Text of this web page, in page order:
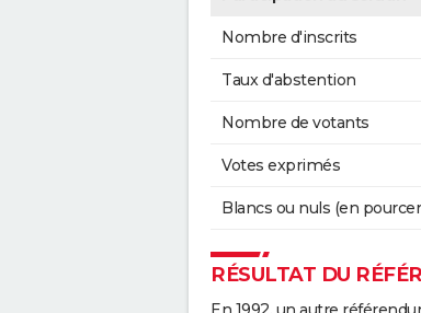
Nombre d'inscrits
Taux d'abstention
Nombre de votants
Votes exprimés
Blancs ou nuls (en
RÉSULTAT DU